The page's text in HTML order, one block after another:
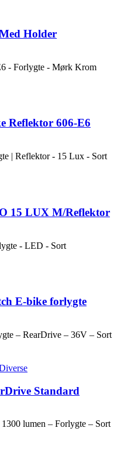
Holder
Reflektor 606-E6
15 LUX M/Reflektor
E-bike forlygte
Standard